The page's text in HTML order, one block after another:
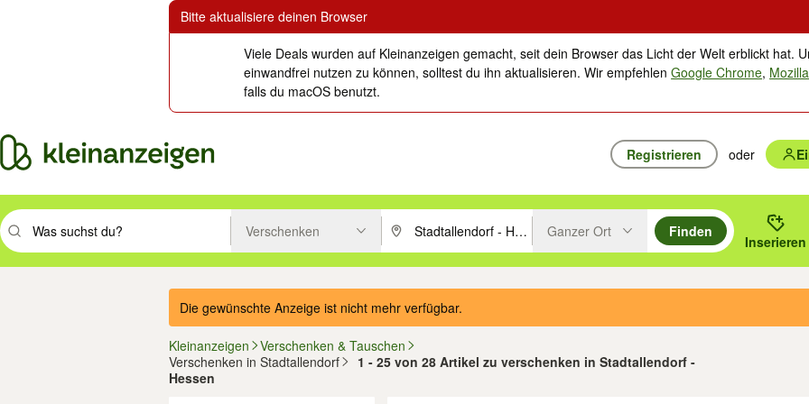
Bitte aktualisiere deinen Browser
Viele Deals wurden auf Kleinanzeigen gemacht, seit dein Browser das Licht der Welt erblickt hat.
einwandfrei nutzen zu können, solltest du ihn aktualisieren. Wir empfehlenGoogle Chrome,
falls du macOS benutzt.
Registrieren oder
Suchbegriff eingeben. Eingabetaste drücken um zu suchen, oder Vorschläge mit den Pfeiltasten nach oben/unten durchsuchen und mit
Verschenken PLZ oder Ort eingeben. Eingabetaste drücken um zu suchen, oder
Ganzer Ort
Finden
Inserieren
Die gewünschte Anzeige ist nicht mehr verfügbar.
Kleinanzeigen
Verschenken & Tauschen
Verschenken in Stadtallendorf
1 - 25 von 28 Artikel zu verschenken in Stadtallendorf -
Hessen